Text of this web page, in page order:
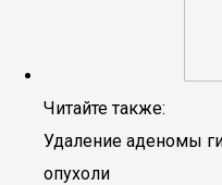
Читайте также:
Удаление аденомы
опухоли